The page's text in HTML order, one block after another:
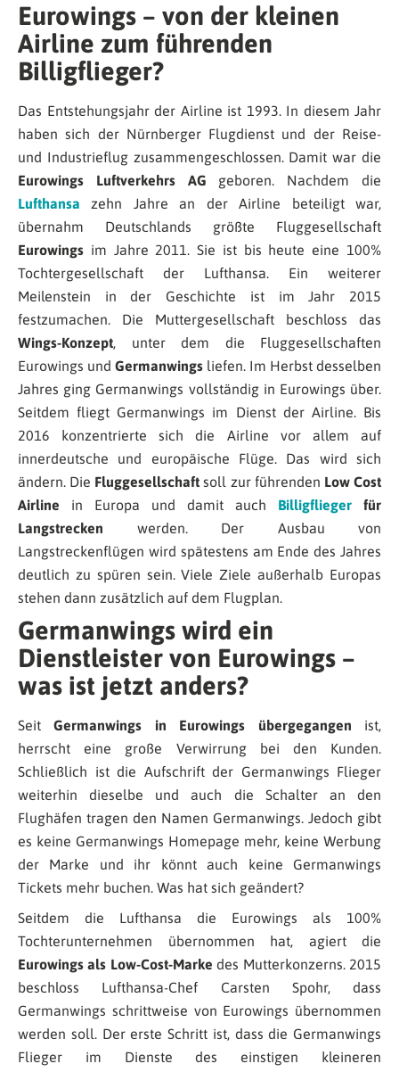
Eurowings – von der kleinen
Airline zum führenden
Billigflieger?
Das Entstehungsjahr der Airline ist 1993. In diesem Jahr
haben sich der Nürnberger Flugdienst und der Reise-
und Industrieflug zusammengeschlossen. Damit war die
Eurowings Luftverkehrs AG geboren. Nachdem die
Lufthansa zehn Jahre an der Airline beteiligt war,
übernahm Deutschlands größte Fluggesellschaft
Eurowings im Jahre 2011. Sie ist bis heute eine 100%
Tochtergesellschaft der Lufthansa. Ein weiterer
Meilenstein in der Geschichte ist im Jahr 2015
festzumachen. Die Muttergesellschaft beschloss das
Wings-Konzept, unter dem die Fluggesellschaften
Eurowings und Germanwings liefen. Im Herbst desselben
Jahres ging Germanwings vollständig in Eurowings über.
Seitdem fliegt Germanwings im Dienst der Airline. Bis
2016 konzentrierte sich die Airline vor allem auf
innerdeutsche und europäische Flüge. Das wird sich
ändern. Die Fluggesellschaft soll zur führenden Low Cost
Airline in Europa und damit auch Billigflieger für
Langstrecken werden. Der Ausbau von
Langstreckenflügen wird spätestens am Ende des Jahres
deutlich zu spüren sein. Viele Ziele außerhalb Europas
stehen dann zusätzlich auf dem Flugplan.
Germanwings wird ein
Dienstleister von Eurowings –
was ist jetzt anders?
SeitGermanwings in Eurowings übergegangen ist,
herrscht eine große Verwirrung bei den Kunden.
Schließlich ist die Aufschrift der Germanwings Flieger
weiterhin dieselbe und auch die Schalter an den
Flughäfen tragen den Namen Germanwings. Jedoch gibt
es keine Germanwings Homepage mehr, keine Werbung
der Marke und ihr könnt auch keine Germanwings
Tickets mehr buchen. Was hat sich geändert?
Seitdem die Lufthansa die Eurowings als 100%
Tochterunternehmen übernommen hat, agiert die
Eurowings als Low-Cost-Marke des Mutterkonzerns. 2015
beschloss Lufthansa-Chef Carsten Spohr, dass
Germanwings schrittweise von Eurowings übernommen
werden soll. Der erste Schritt ist, dass die Germanwings
Flieger im Dienste des einstigen kleineren